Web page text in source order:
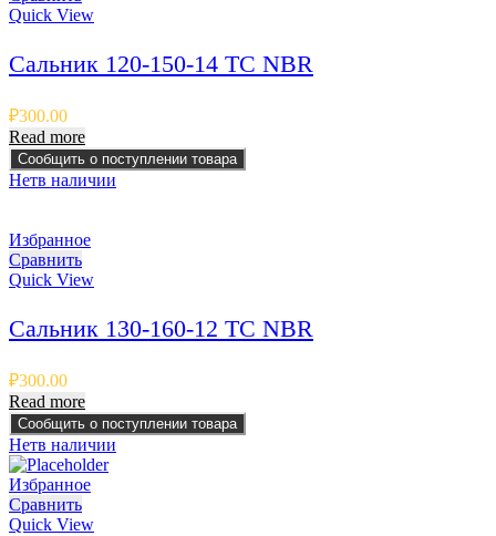
Quick View
Сальник 120-150-14 TC NBR
₽300.00
Read more
Сообщить о поступлении товара
Нетв наличии
Избранное
Сравнить
Quick View
Сальник 130-160-12 TC NBR
₽300.00
Read more
Сообщить о поступлении товара
Нетв наличии
Избранное
Сравнить
Quick View